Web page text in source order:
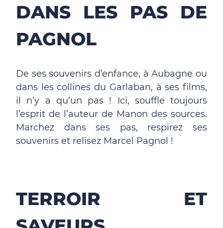
DANS LES PAS DE
PAGNOL
De ses souvenirs d’enfance, à Aubagne ou
dans les collines du Garlaban, à ses films,
il n’y a qu’un pas ! Ici, souffle toujours
l’esprit de l’auteur de Manon des sources.
Marchez dans ses pas, respirez ses
souvenirs et relisez Marcel Pagnol !
TERROIR ET